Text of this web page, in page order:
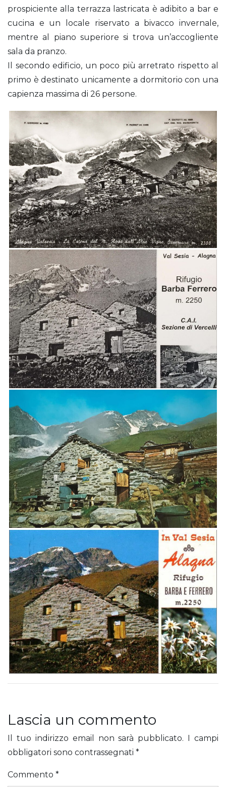
prospiciente alla terrazza lastricata è adibito a bar e
cucina e un locale riservato a bivacco invernale,
mentre al piano superiore si trova un’accogliente
sala da pranzo.
Il secondo edificio, un poco più arretrato rispetto al
primo è destinato unicamente a dormitorio con una
capienza massima di 26 persone.
Lascia un commento
Il tuo indirizzo email non sarà pubblicato. I campi
obbligatori sono contrassegnati *
Commento *